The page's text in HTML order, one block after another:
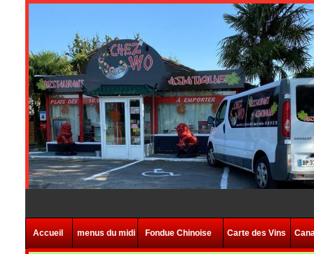
Accueil menus du midi Fondue Chinoise Carte des Vins